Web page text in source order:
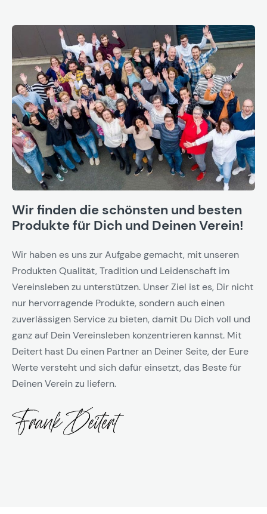
Wir finden die schönsten und besten
Produkte für Dich und Deinen Verein!
Wir haben es uns zur Aufgabe gemacht, mit unseren
Produkten Qualität, Tradition und Leidenschaft im
Vereinsleben zu unterstützen. Unser Ziel ist es, Dir nicht
nur hervorragende Produkte, sondern auch einen
zuverlässigen Service zu bieten, damit Du Dich voll und
ganz auf Dein Vereinsleben konzentrieren kannst. Mit
Deitert hast Du einen Partner an Deiner Seite, der Eure
Werte versteht und sich dafür einsetzt, das Beste für
Deinen Verein zu liefern.